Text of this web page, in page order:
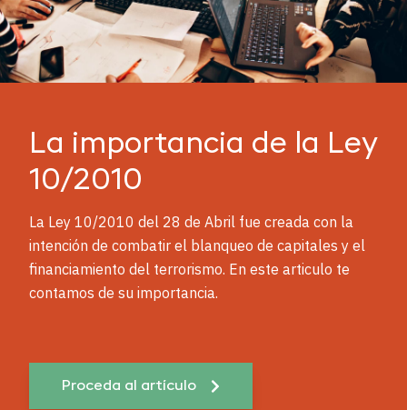
La importancia de la Ley
10/2010
La Ley 10/2010 del 28 de Abril fue creada con la
intención de combatir el blanqueo de capitales y el
financiamiento del terrorismo. En este articulo te
contamos de su importancia.
Proceda al artículo